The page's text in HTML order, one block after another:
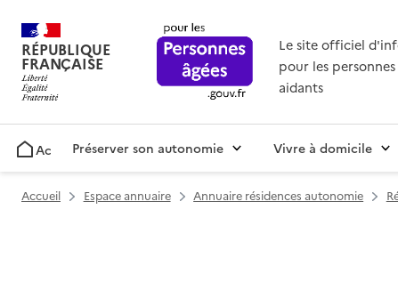
RÉPUBLIQUE
FRANÇAISE
Le site officiel
pour les personnes
aidants
AccueilPréserver son autonomie Vivre à domicile
Accueil Espace annuaire Annuaire résidences autonomie